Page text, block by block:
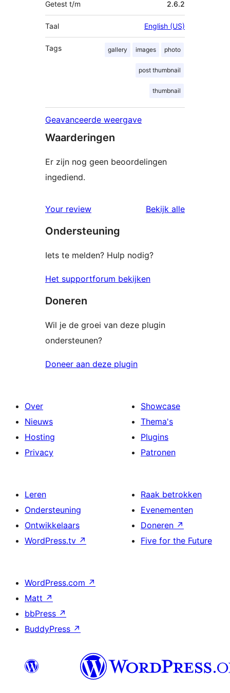
Getest t/m 2.6.2
Taal English (US)
Tags gallery images photo
post thumbnail
thumbnail
Geavanceerde weergave
Waarderingen
Er zijn nog geen beoordelingen
ingediend.
Your review Bekijk alle
Ondersteuning
Iets te melden? Hulp nodig?
Het supportforum bekijken
Doneren
Wil je de groei van deze plugin
ondersteunen?
Doneer aan deze plugin
Over
Nieuws
Hosting
Privacy
Showcase
Thema's
Plugins
Patronen
Leren
Ondersteuning
Ontwikkelaars
WordPress.tv ↗
Raak betrokken
Evenementen
Doneren ↗
Five for the Future
WordPress.com ↗
Matt ↗
bbPress ↗
BuddyPress ↗